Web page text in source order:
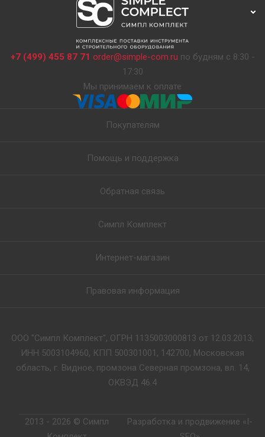
+7 (499) 455 87 71 order@simple-com.ru по будням с 8:30 -
17:30
Мы принимаем к оплате
Покупателям
Помощь и поддержка
Обратная связь
Симпл Комплект
Интернет-магазин
Правовая информация
ООО "Симпл Комплект", ОГРН 1135003000813 от 12.03.2013,
ИНН 5003104960, КПП 500301001, 142700, Московская
область, г. Видное, промзона Северная промзона, вл. 14,
ОКВЭД 46.4
2013 - 2026 © Симпл
Разработка и продвижение «I-